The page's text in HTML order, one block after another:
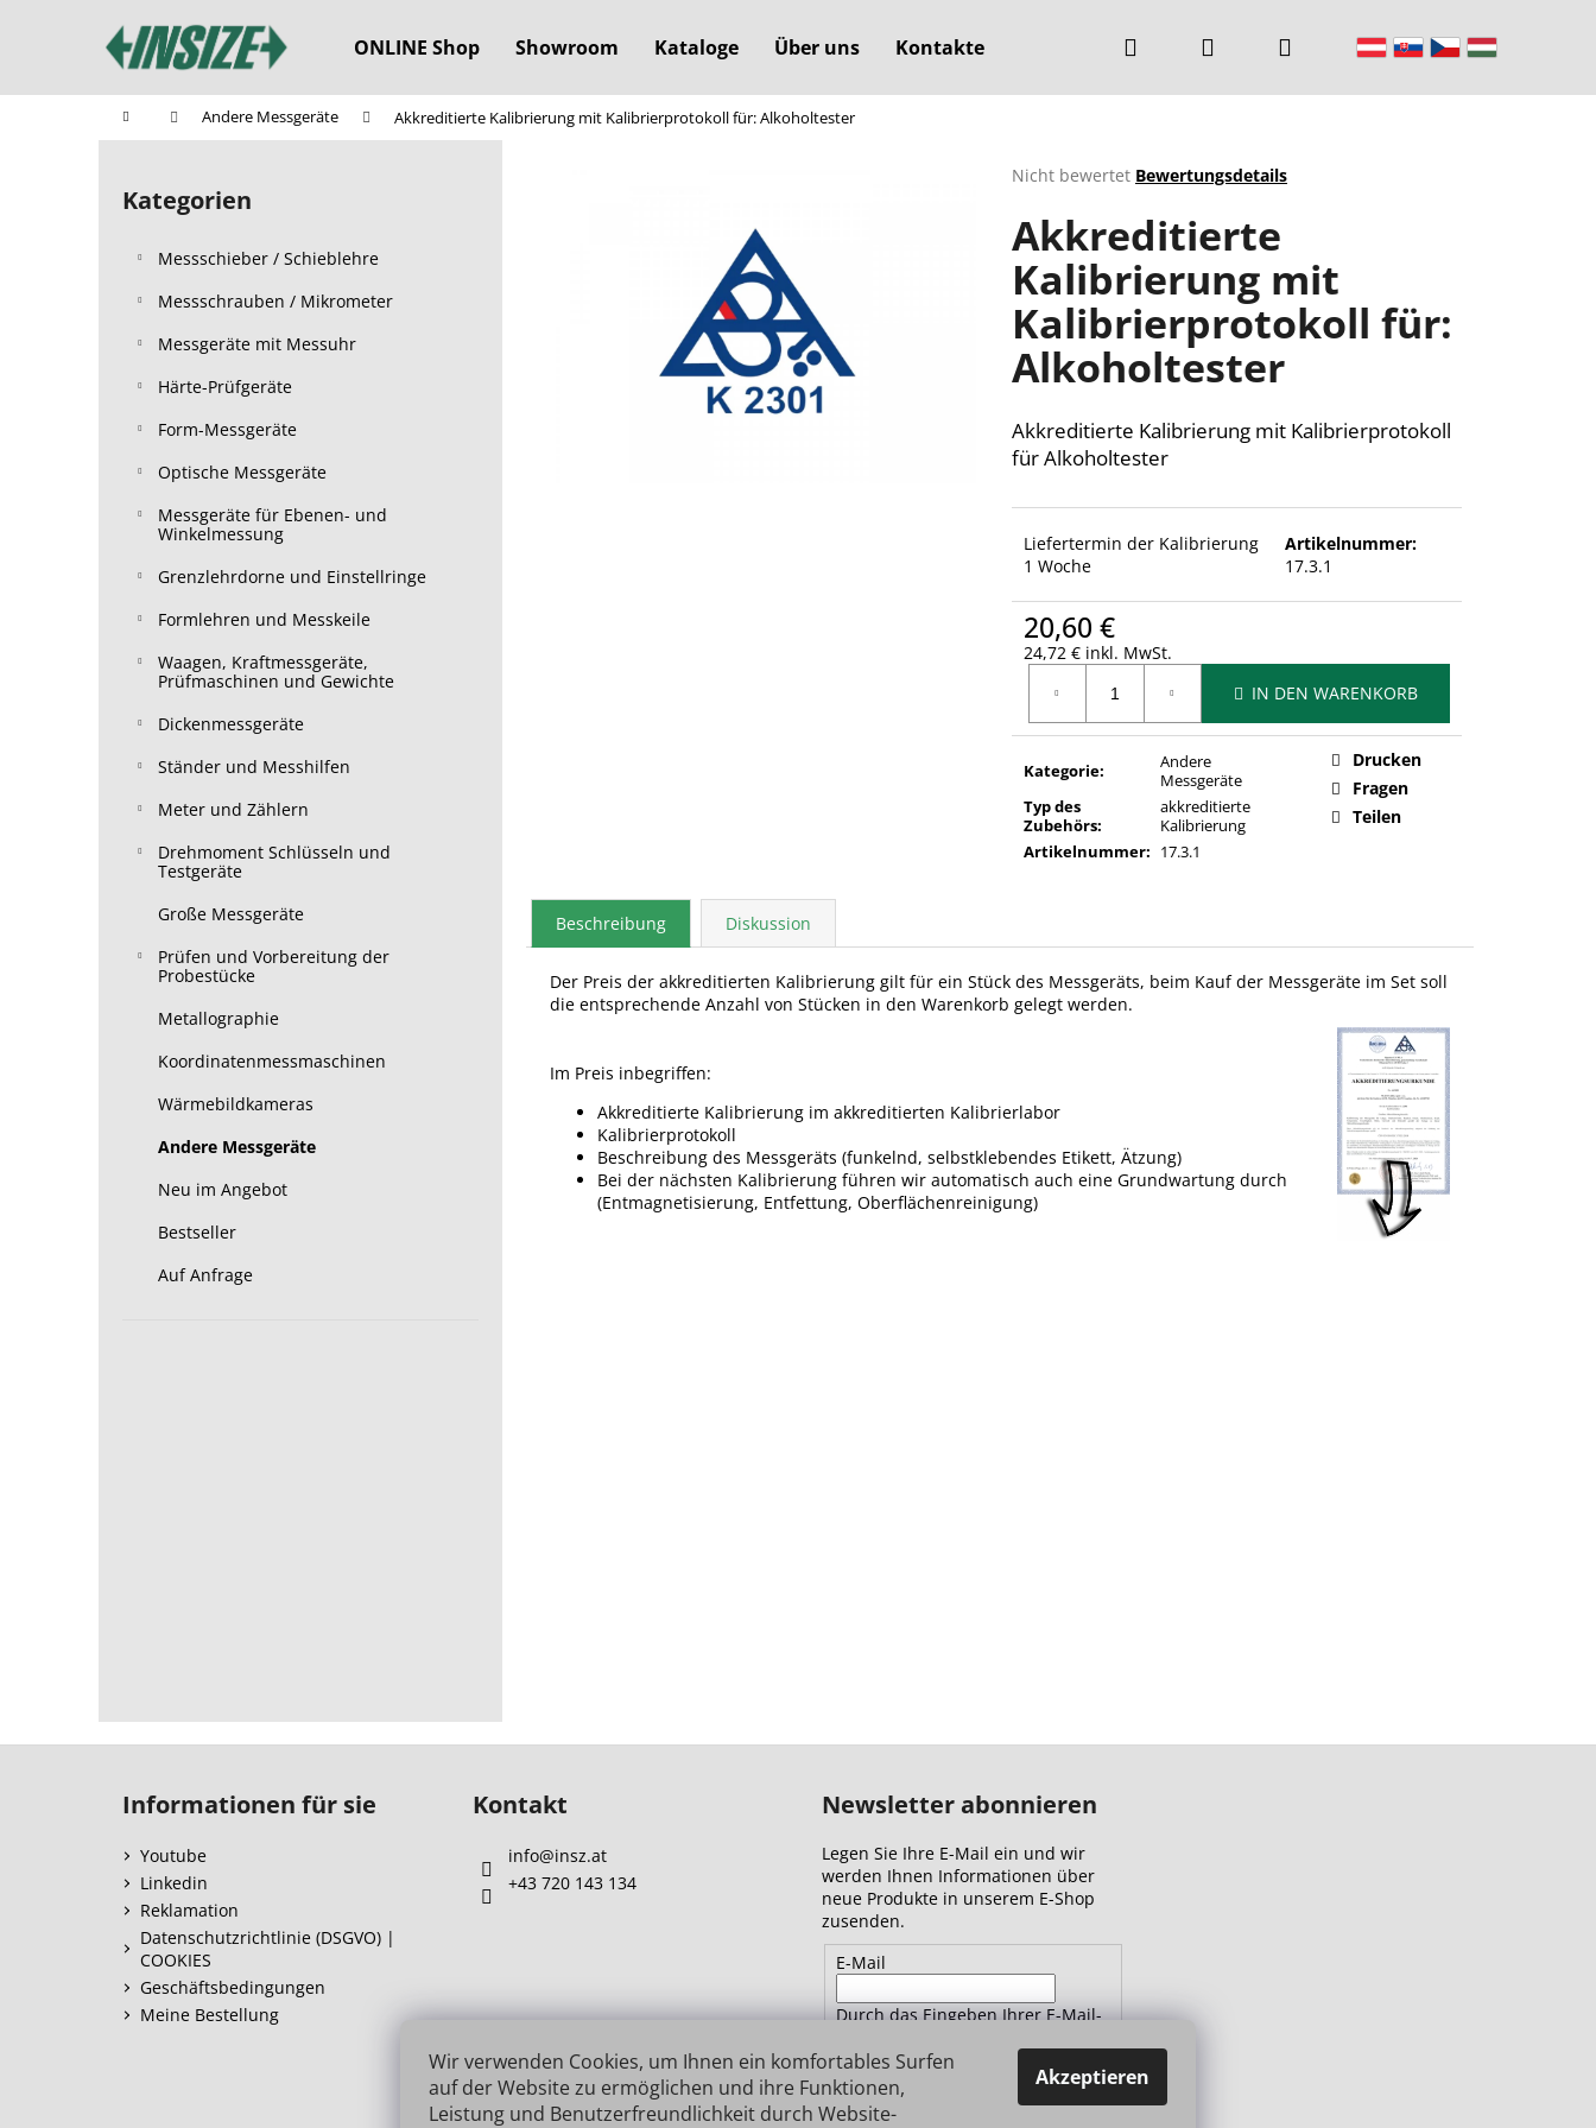
Wir verwenden Cookies, um Ihnen ein komfortables Surfen
auf der Website zu ermöglichen und ihre Funktionen,
Leistung und Benutzerfreundlichkeit durch Website-
Akzeptieren
ONLINE Shop Showroom Kataloge Über uns Kontakte Suchen Warenkorb
StartseiteAndere Messgeräte Akkreditierte Kalibrierung mit Kalibrierprotokoll für: Alkoholtester
S
Kategorien
überspringen
Kategorien
Messschieber / Schieblehre
Messschrauben / Mikrometer
Messgeräte mit Messuhr
Härte-Prüfgeräte
Form-Messgeräte
Optische Messgeräte
Messgeräte für Ebenen- und
Winkelmessung
Grenzlehrdorne und Einstellringe
Formlehren und Messkeile
Waagen, Kraftmessgeräte,
Prüfmaschinen und Gewichte
Dickenmessgeräte
Ständer und Messhilfen
Meter und Zählern
Drehmoment Schlüsseln und
Testgeräte
Große Messgeräte
Prüfen und Vorbereitung der
Probestücke
Metallographie
Koordinatenmessmaschinen
Wärmebildkameras
Andere Messgeräte
Neu im Angebot
Bestseller
Auf Anfrage
Die
Produktbewertung
ist
0,0
von
5
Sternen.
Nicht bewertet Bewertungsdetails
Akkreditierte
Kalibrierung mit
Kalibrierprotokoll für:
Alkoholtester
Akkreditierte Kalibrierung mit Kalibrierprotokoll
für Alkoholtester
Liefertermin der Kalibrierung
1 Woche
Artikelnummer:
17.3.1
20,60 €
24,72 € inkl. MwSt.
IN DEN WARENKORB
Kategorie:
Andere
Messgeräte
Typ des
Zubehörs:
akkreditierte
Kalibrierung
Artikelnummer: 17.3.1
Drucken
Fragen
Teilen
Beschreibung Diskussion
Der Preis der akkreditierten Kalibrierung gilt für ein Stück des Messgeräts, beim Kauf der Messgeräte im Set soll
die entsprechende Anzahl von Stücken in den Warenkorb gelegt werden.
Im Preis inbegriffen:
Akkreditierte Kalibrierung im akkreditierten Kalibrierlabor
Kalibrierprotokoll
Beschreibung des Messgeräts (funkelnd, selbstklebendes Etikett, Ätzung)
Bei der nächsten Kalibrierung führen wir automatisch auch eine Grundwartung durch
(Entmagnetisierung, Entfettung, Oberflächenreinigung)
e
Zurück
zum
Zurück
zum
Was suchen Sie?
Wir empfehlen
Informationen für sie
Youtube
Linkedin
Reklamation
Datenschutzrichtlinie (DSGVO) |
COOKIES
Geschäftsbedingungen
Meine Bestellung
Kontakt
info@insz.at
+43 720 143 134
Newsletter abonnieren
Legen Sie Ihre E-Mail ein und wir
werden Ihnen Informationen über
neue Produkte in unserem E-Shop
zusenden.
E-Mail
Durch das Eingeben Ihrer E-Mail-
Datenschutzbestimmungen zu.
ANMELDEN